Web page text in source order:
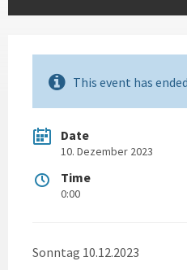
This event has ended
Date
10. Dezember 2023
Time
0:00
Sonntag 10.12.2023